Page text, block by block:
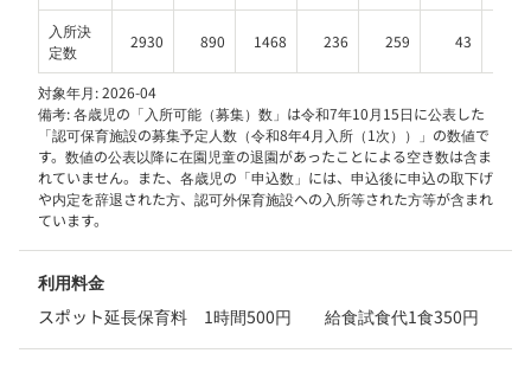
入所決
定数
2930 890 1468 236 259 43
対象年月:2026-04
備考:各歳児の「入所可能（募集）数」は令和7年10月15日に公表した
「認可保育施設の募集予定人数（令和8年4月入所（1次））」の数値で
す。数値の公表以降に在園児童の退園があったことによる空き数は含ま
れていません。また、各歳児の「申込数」には、申込後に申込の取下げ
や内定を辞退された方、認可外保育施設への入所等された方等が含まれ
ています。
利用料金
スポット延長保育料　1時間500円　　給食試食代1食350円